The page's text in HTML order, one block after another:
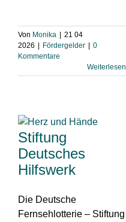
Von Monika
21 04
2026
Fördergelder
0
Kommentare
Weiterlesen
Stiftung
Deutsches
Hilfswerk
Die Deutsche
Fernsehlotterie – Stiftung